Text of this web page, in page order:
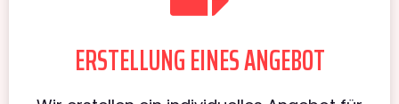
ERSTELLUNG EINES ANGEBOT